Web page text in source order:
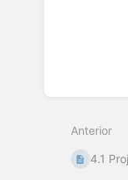
Anterior
4.1